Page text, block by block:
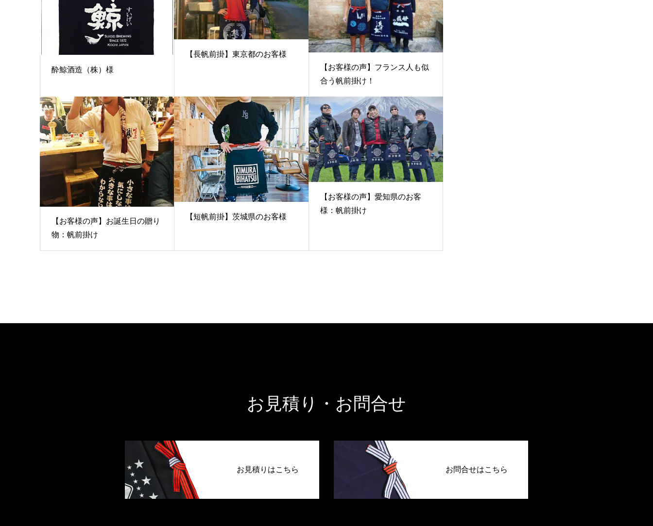
酔鯨酒造（株）様
【長帆前掛】東京都のお客様
【お客様の声】フランス人も似
合う帆前掛け！
【お客様の声】お誕生日の贈り
物：帆前掛け
【短帆前掛】茨城県のお客様
【お客様の声】愛知県のお客
様：帆前掛け
お見積り・お問合せ
お見積りはこちら お問合せはこちら